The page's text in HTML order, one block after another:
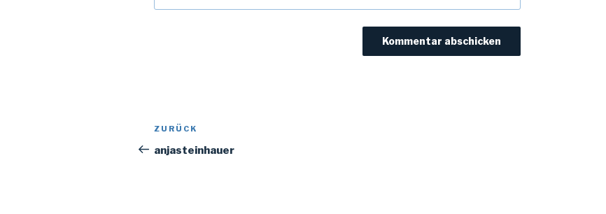
Beitragsnavigation
Vorheriger
Beitrag
ZURÜCK
anjasteinhauer